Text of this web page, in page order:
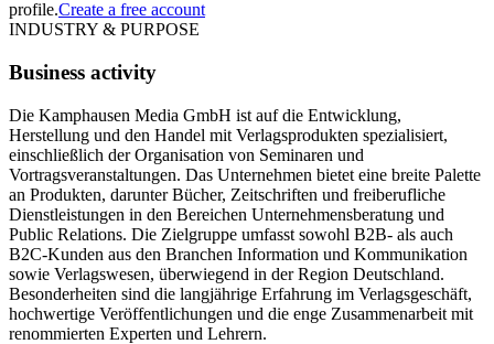
profile.Create a free account
INDUSTRY & PURPOSE
Business activity
Die Kamphausen Media GmbH ist auf die Entwicklung,
Herstellung und den Handel mit Verlagsprodukten spezialisiert,
einschließlich der Organisation von Seminaren und
Vortragsveranstaltungen. Das Unternehmen bietet eine breite Palette
an Produkten, darunter Bücher, Zeitschriften und freiberufliche
Dienstleistungen in den Bereichen Unternehmensberatung und
Public Relations. Die Zielgruppe umfasst sowohl B2B- als auch
B2C-Kunden aus den Branchen Information und Kommunikation
sowie Verlagswesen, überwiegend in der Region Deutschland.
Besonderheiten sind die langjährige Erfahrung im Verlagsgeschäft,
hochwertige Veröffentlichungen und die enge Zusammenarbeit mit
renommierten Experten und Lehrern.